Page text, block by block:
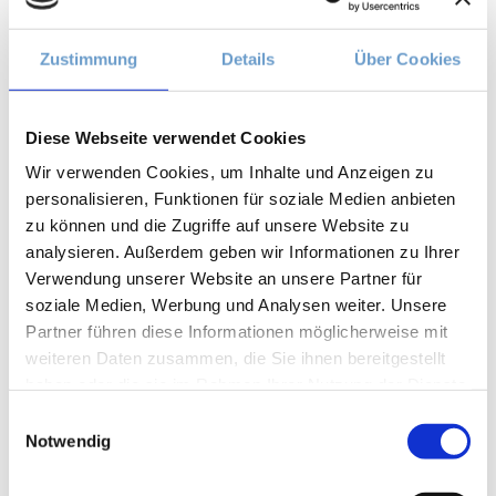
Zustimmung Details Über Cookies
Diese Webseite verwendet Cookies
Wir verwenden Cookies, um Inhalte und Anzeigen zu
personalisieren, Funktionen für soziale Medien anbieten
zu können und die Zugriffe auf unsere Website zu
analysieren. Außerdem geben wir Informationen zu Ihrer
Verwendung unserer Website an unsere Partner für
soziale Medien, Werbung und Analysen weiter. Unsere
Partner führen diese Informationen möglicherweise mit
weiteren Daten zusammen, die Sie ihnen bereitgestellt
Notwendig
März 2018
Februar 2018
Januar 2018
Dezember 2017
November 2017
September 2017
August 2017
Juni 2017
Mai 2017
Februar 2017